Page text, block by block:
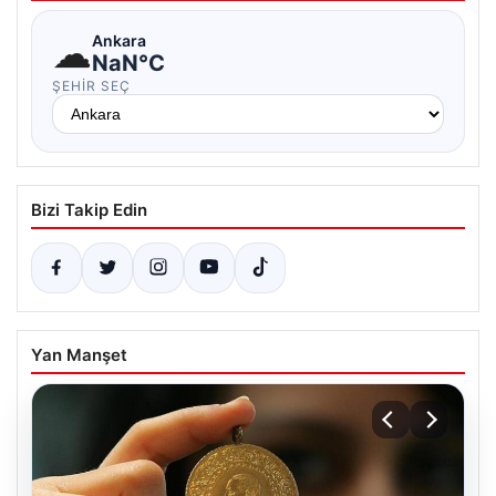
☁Ankara
NaN°C
ŞEHIR SEÇ
Bizi Takip Edin
Yan Manşet